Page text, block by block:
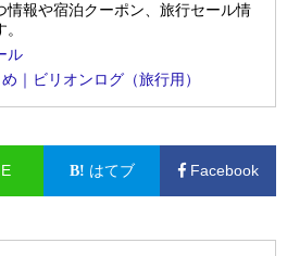
情報や宿泊クーポン、旅行セール情
ル
｜ビリオンログ（旅行用）
はてブ Facebook